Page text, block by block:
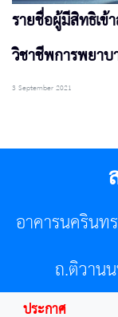
รายชื่อผู้มีสิทธิเ
วิชาชีพการพยาบ
3 September 2021
อาคารนครินท
ถ.ติวาน
ประกาศ